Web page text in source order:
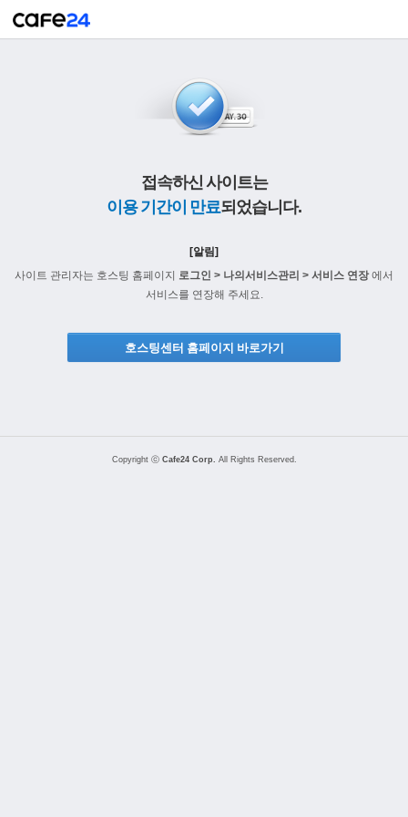
접속하신 사이트는
이용 기간이 만료되었습니다.
[알림]
사이트 관리자는 호스팅 홈페이지 로그인 > 나의서비스관리 > 서비스 연장에서
서비스를 연장해 주세요.
호스팅센터 홈페이지 바로가기
Copyright ⓒ Cafe24 Corp. All Rights Reserved.